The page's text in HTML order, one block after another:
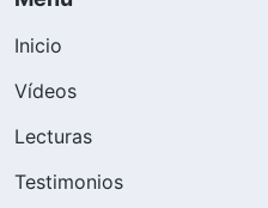
Inicio
Vídeos
Lecturas
Testimonios